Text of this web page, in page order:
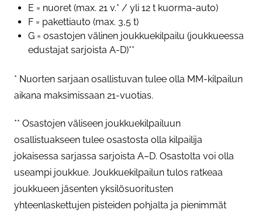
E = nuoret (max. 21 v.* / yli 12 t kuorma-auto)
F = pakettiauto (max. 3,5 t)
G = osastojen välinen joukkuekilpailu (joukkueessa
edustajat sarjoista A-D)**
* Nuorten sarjaan osallistuvan tulee olla MM-kilpailun
aikana maksimissaan 21-vuotias.
** Osastojen väliseen joukkuekilpailuun
osallistuakseen tulee osastosta olla kilpailija
jokaisessa sarjassa sarjoista A–D. Osastolta voi olla
useampi joukkue. Joukkuekilpailun tulos ratkeaa
joukkueen jäsenten yksilösuoritusten
yhteenlaskettujen pisteiden pohjalta ja pienimmät